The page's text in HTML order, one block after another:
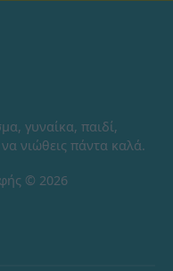
γυναίκα, παιδί,
νιώθεις πάντα καλά.
© 2026